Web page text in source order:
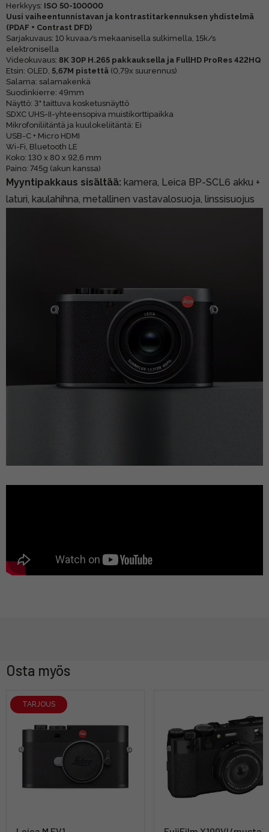
Herkkyys: ISO 50-100000
Uusi vaiheentunnistavan ja kontrastitarkennuksen yhdistelmä
(PDAF + Contrast DFD)
Sarjakuvaus: 10 kuvaa/s mekaanisella sulkimella, 15k/s
elektronisella
Videokuvaus: 8K 30P H.265 pakkauksella ja FullHD ProRes 422HQ
Etsin: OLED, 5,67M pistettä (0,79x suurennus)
Salama: salamakenkä
Suodinkierre: 49mm
Näyttö: 3" taittuva kosketusnäyttö
SDXC UHS-II-yhteensopiva muistikorttipaikka
Mikrofoniliitäntä ja kuulokeliitäntä: Ei
USB-C + Micro HDMI
Wi-Fi, Bluetooth LE
Koko: 130 x 80 x 92,6 mm
Paino: 745g (akun kanssa)
Myyntipakkaus sisältää: kamera, Leica BP-SCL6 akku +
laturi, kaulahihna, metallinen vastavalosuoja, linssisuojus
Osta myös
TARJOUS